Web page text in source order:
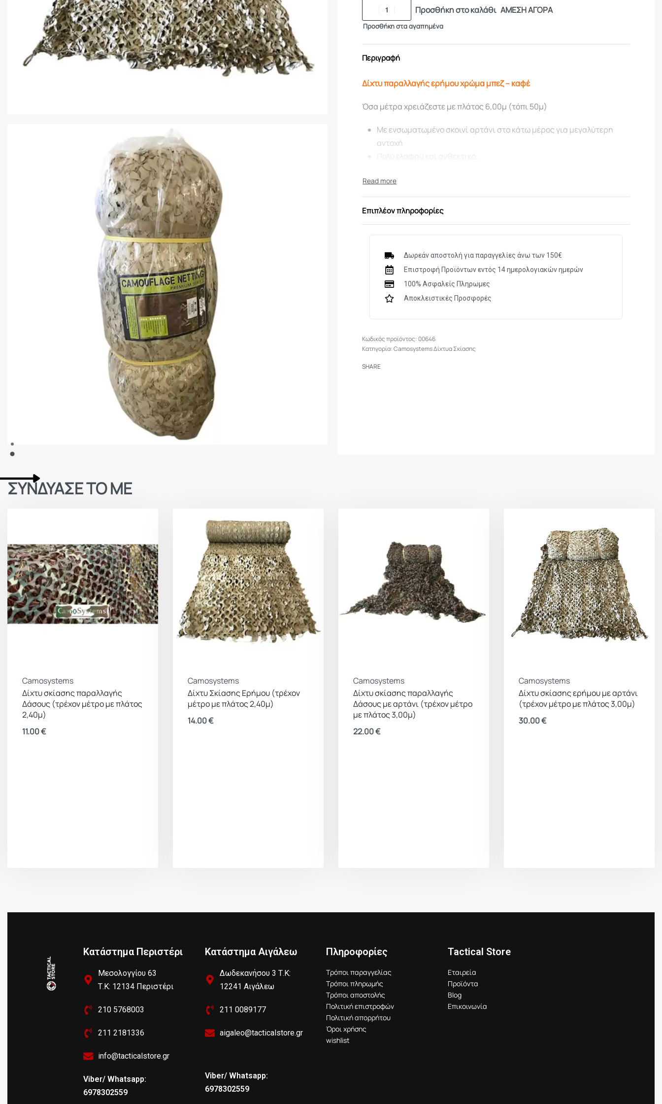
Προσθήκη στο καλάθι ΑΜΕΣΗ ΑΓΟΡΑ
Προσθήκη στα αγαπημένα
Περιγραφή
Δίχτυ παραλλαγής ερήμου χρώμα μπεζ – καφέ
Όσα μέτρα χρειάζεστε με πλάτος 6,00μ (τόπι 50μ)
Με ενσωματωμένο σκοινί αρτάνι στο κάτω μέρος για μεγαλύτερη
αντοχή
Πολύ ελαφρύ και ανθεκτικό.
Ανθεκτικό στην μούχλα
Ανθεκτικό στην σκουριά
Συσκευάζετε εύκολα και σε μικρό όγκο
Μεγάλη αντοχή σε πολύ υψηλές και σε πολύ χαμηλές θερμοκρασίες
Με ειδική επεξεργασία UV ώστε να μην καταστρέφετε από τις
ακτίνες του ηλίου
Μεγάλο ποσοστό σκίασης ενώ συγχρόνως επιτρέπει τον αέρα να
περάσει
Με στρατιωτικές προδιαγραφές
Επιπλέον πληροφορίες
Δωρεάν αποστολή για παραγγελίες άνω των 150€
Επιστροφή Προϊόντων εντός 14 ημερολογιακών ημερών
100% Ασφαλείς Πληρωμες
Αποκλειστικές Προσφορές
00646
Κατηγορία:Camosystems Δίχτυα Σκίασης
SHARE
ΣΥΝΔΥΑΣΕ ΤΟ ΜΕ
Camosystems
Δίχτυ σκίασης παραλλαγής
Δάσους (τρέχον μέτρο με πλάτος
2,40μ)
11.00€
Camosystems
Δίχτυ Σκίασης Ερήμου (τρέχον
μέτρο με πλάτος 2,40μ)
14.00€
Camosystems
Δίχτυ σκίασης παραλλαγής
Δάσους με αρτάνι (τρέχον μέτρο
με πλάτος 3,00μ)
22.00€
Camosystems
Δίχτυ σκίασης ερήμου με αρτάνι
(τρέχον μέτρο με πλάτος 3,00μ)
30.00€
Κατάστημα Περιστέρι
Μεσολογγίου 63
Τ.Κ: 12134 Περιστέρι
210 5768003
211 2181336
info@tacticalstore.gr
Viber/ Whatsapp:
6978302559
Κατάστημα Αιγάλεω
Δωδεκανήσου 3 Τ.Κ:
12241 Αιγάλεω
211 0089177
aigaleo@tacticalstore.gr
Viber/ Whatsapp:
6978302559
Πληροφορίες
Τρόποι παραγγελίας
Τρόποι πληρωμής
Τρόποι αποστολής
Πολιτική επιστροφών
Πολιτική απορρήτου
Όροι χρήσης
wishlist
Tactical Store
Εταιρεία
Προϊόντα
Blog
Επικοινωνία